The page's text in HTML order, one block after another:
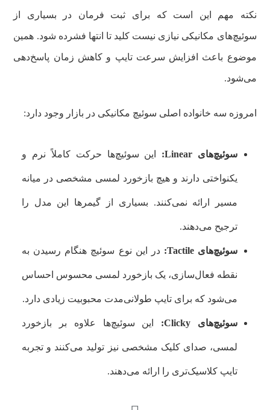
نکته مهم این است که برای ثبت فرمان در بسیاری از
سوئیچ‌های مکانیکی نیازی نیست کلید تا انتها فشرده شود. همین
موضوع باعث افزایش سرعت تایپ و کاهش زمان پاسخ‌دهی
می‌شود.
امروزه سه خانواده اصلی سوئیچ مکانیکی در بازار وجود دارد:
سوئیچ‌های Linear: این سوئیچ‌ها حرکت کاملاً نرم و
یکنواختی دارند و هیچ بازخورد لمسی مشخصی در میانه
مسیر ارائه نمی‌کنند. بسیاری از گیمرها این مدل را
ترجیح می‌دهند.
سوئیچ‌های Tactile: در این نوع سوئیچ هنگام رسیدن به
نقطه فعال‌سازی، یک بازخورد لمسی محسوس احساس
می‌شود که برای تایپ طولانی‌مدت محبوبیت زیادی دارد.
سوئیچ‌های Clicky: این سوئیچ‌ها علاوه بر بازخورد
لمسی، صدای کلیک مشخصی نیز تولید می‌کنند و تجربه
تایپ کلاسیک‌تری را ارائه می‌دهند.